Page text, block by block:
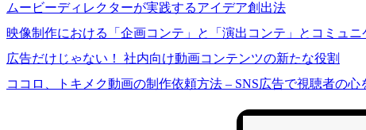
ムービーディレクターが実践するアイデア創出法
映像制作における「企画コンテ」と「演出コンテ」とコミュ
広告だけじゃない！ 社内向け動画コンテンツの新たな役割
ココロ、トキメク動画の制作依頼方法 – SNS広告で視聴者の心